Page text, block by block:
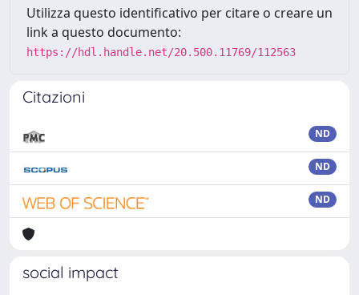
Utilizza questo identificativo per citare o creare un
link a questo documento:
https://hdl.handle.net/20.500.11769/112563
Citazioni
ND
ND
ND
social impact